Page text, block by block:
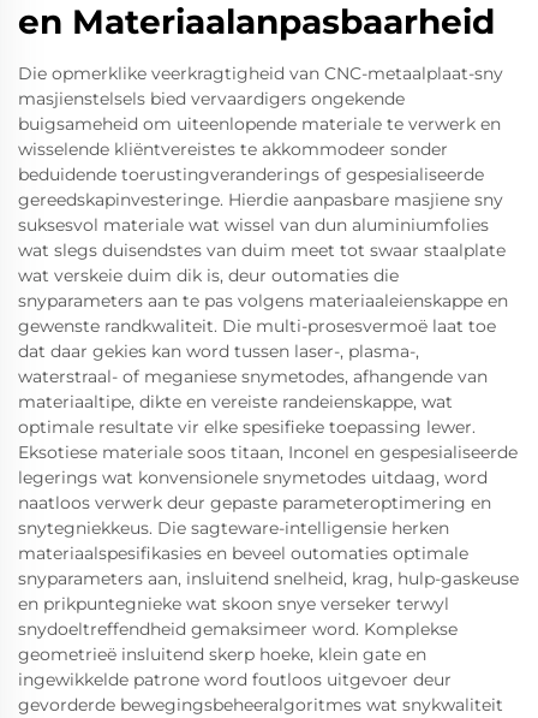
en Materiaalanpasbaarheid
Die opmerklike veerkragtigheid van CNC-metaalplaat-sny
masjienstelsels bied vervaardigers ongekende
buigsameheid om uiteenlopende materiale te verwerk en
wisselende kliëntvereistes te akkommodeer sonder
beduidende toerustingveranderings of gespesialiseerde
gereedskapinvesteringe. Hierdie aanpasbare masjiene sny
suksesvol materiale wat wissel van dun aluminiumfolies
wat slegs duisendstes van duim meet tot swaar staalplate
wat verskeie duim dik is, deur outomaties die
snyparameters aan te pas volgens materiaaleienskappe en
gewenste randkwaliteit. Die multi-prosesvermoë laat toe
dat daar gekies kan word tussen laser-, plasma-,
waterstraal- of meganiese snymetodes, afhangende van
materiaaltipe, dikte en vereiste randeienskappe, wat
optimale resultate vir elke spesifieke toepassing lewer.
Eksotiese materiale soos titaan, Inconel en gespesialiseerde
legerings wat konvensionele snymetodes uitdaag, word
naatloos verwerk deur gepaste parameteroptimering en
snytegniekkeus. Die sagteware-intelligensie herken
materiaalspesifikasies en beveel outomaties optimale
snyparameters aan, insluitend snelheid, krag, hulp-gaskeuse
en prikpuntegnieke wat skoon snye verseker terwyl
snydoeltreffendheid gemaksimeer word. Komplekse
geometrieë insluitend skerp hoeke, klein gate en
ingewikkelde patrone word foutloos uitgevoer deur
gevorderde bewegingsbeheeralgoritmes wat snykwaliteit